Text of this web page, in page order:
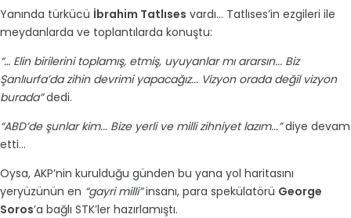
Yanında türkücü İbrahim Tatlıses vardı... Tatlıses’in ezgileri ile
meydanlarda ve toplantılarda konuştu:
“… Elin birilerini toplamış, etmiş, uyuyanlar mı ararsın... Biz
Şanlıurfa’da zihin devrimi yapacağız... Vizyon orada değil vizyon
burada”dedi.
“ABD’de şunlar kim... Bize yerli ve milli zihniyet lazım...”diye devam
etti...
Oysa, AKP’nin kurulduğu günden bu yana yol haritasını
yeryüzünün en “gayri milli”insanı, para spekülatörü George
Soros’a bağlı STK’ler hazırlamıştı.